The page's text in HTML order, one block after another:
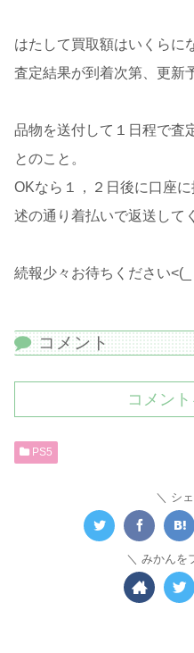
はたして買取額はいくらに
査定結果が到着次第、更新
品物を送付して１日程で査
とのこと。
OKなら１，２日後に口座
述の通り着払いで返送して
続報少々お待ちください<(_
コメント
コメン
PS5
シ
みかんを